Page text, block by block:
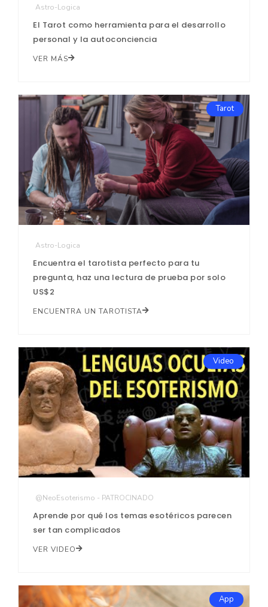
Astro-Logica
El Tarot como herramienta para el desarrollo
personal y la autoconciencia
VER MÁS
Tarot
Astro-Logica
Encuentra el tarotista perfecto para tu
pregunta, haz una lectura de prueba por solo
US$2
ENCUENTRA UN TAROTISTA
Video
@NeoEsoterismo - PATROCINADO
Aprende por qué los temas esotéricos parecen
ser tan complicados
VER VIDEO
App